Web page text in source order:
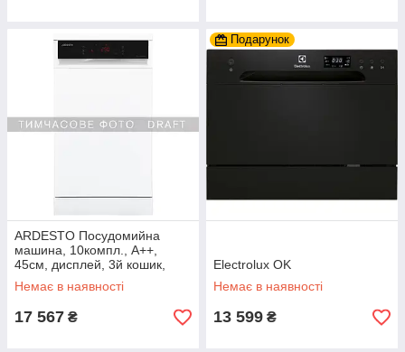
ARDESTO Посудомийна
машина, 10компл., А++,
45см, дисплей, 3й кошик,
гігієн.обробка, білий
Немає в наявності
17 567 ₴
Подарунок
Electrolux OK
Немає в наявності
13 599 ₴